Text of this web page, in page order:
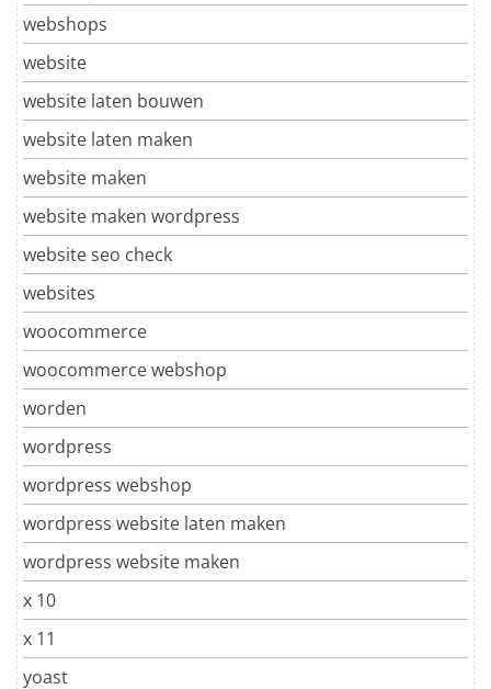
webshops
website
website laten bouwen
website laten maken
website maken
website maken wordpress
website seo check
websites
woocommerce
woocommerce webshop
worden
wordpress
wordpress webshop
wordpress website laten maken
wordpress website maken
x 10
x 11
yoast